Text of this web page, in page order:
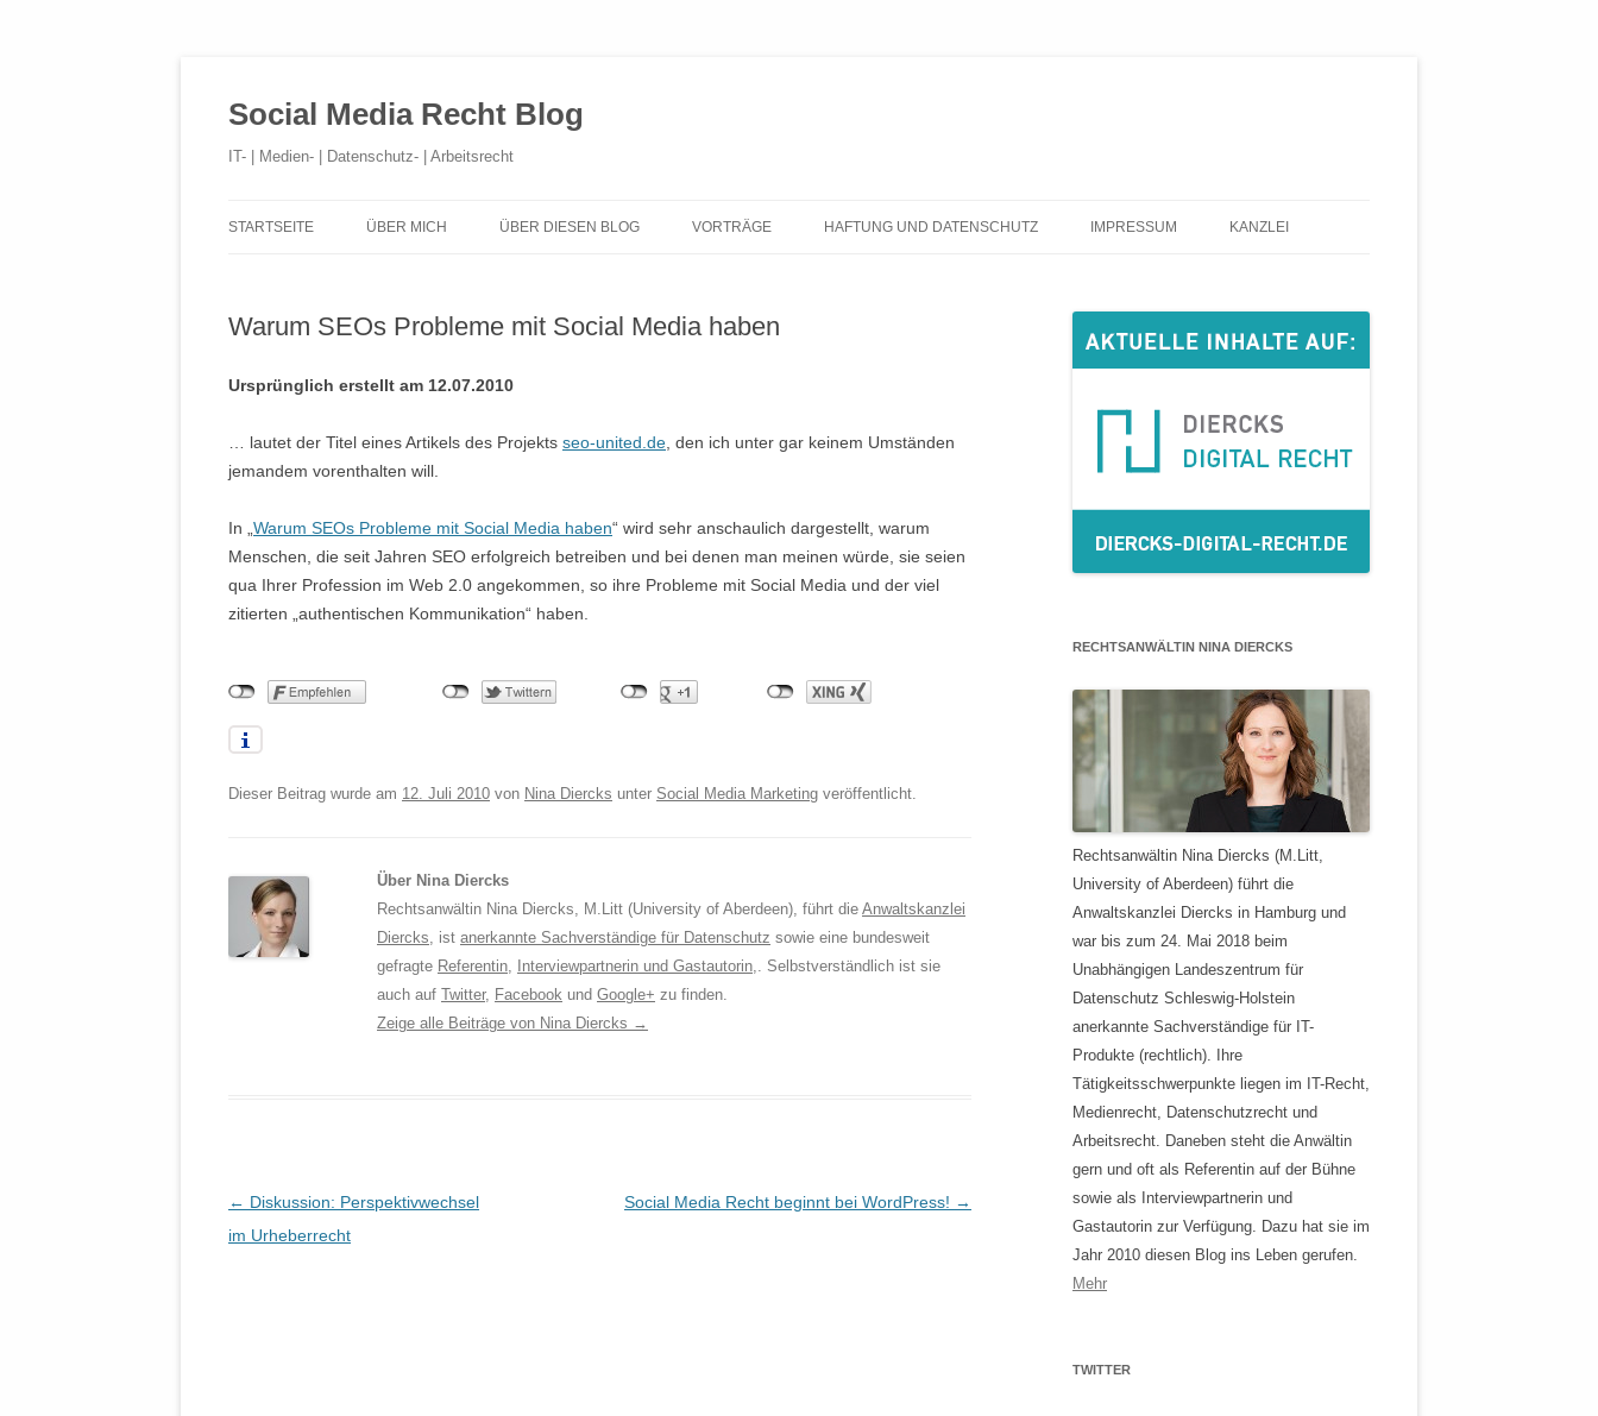
Social Media Recht Blog
IT- | Medien- | Datenschutz- | Arbeitsrecht
Inhalt
STARTSEITE ÜBER MICH ÜBER DIESEN BLOG VORTRÄGE HAFTUNG UND DATENSCHUTZ IMPRESSUM KANZLEI
Warum SEOs Probleme mit Social Media haben
Ursprünglich erstellt am 12.07.2010
… lautet der Titel eines Artikels des Projekts seo-united.de , den ich unter gar keinem Umständen
jemandem vorenthalten will.
In „ Warum SEOs Probleme mit Social Media haben“ wird sehr anschaulich dargestellt, warum
Menschen, die seit Jahren SEO erfolgreich betreiben und bei denen man meinen würde, sie seien
qua Ihrer Profession im Web 2.0 angekommen, so ihre Probleme mit Social Media und der viel
zitierten „authentischen Kommunikation“ haben.
Dieser Beitrag wurde am 12. Juli 2010 von Nina Diercks unter Social Media Marketing veröffentlicht.
Über Nina Diercks
Rechtsanwältin Nina Diercks, M.Litt (University of Aberdeen), führt die Anwaltskanzlei
Diercks, ist anerkannte Sachverständige für Datenschutz sowie eine bundesweit
gefragte Referentin, Interviewpartnerin und Gastautorin,. Selbstverständlich ist sie
auch auf Twitter, Facebook und Google+ zu finden.
Zeige alle Beiträge von Nina Diercks →
Beitrags-
Navigation
← Diskussion: Perspektivwechsel
im Urheberrecht
Social Media Recht beginnt bei WordPress! →
RECHTSANWÄLTIN NINA DIERCKS
Rechtsanwältin Nina Diercks (M.Litt,
University of Aberdeen) führt die
Anwaltskanzlei Diercks in Hamburg und
war bis zum 24. Mai 2018 beim
Unabhängigen Landeszentrum für
Datenschutz Schleswig-Holstein
anerkannte Sachverständige für IT-
Produkte (rechtlich). Ihre
Tätigkeitsschwerpunkte liegen im IT-Recht,
Medienrecht, Datenschutzrecht und
Arbeitsrecht. Daneben steht die Anwältin
gern und oft als Referentin auf der Bühne
sowie als Interviewpartnerin und
Gastautorin zur Verfügung. Dazu hat sie im
Jahr 2010 diesen Blog ins Leben gerufen.
Mehr
TWITTER